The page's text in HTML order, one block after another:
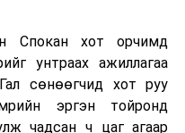
Спокан хот орчимд
унтраах ажиллагаа
сөнөөгчид хот руу
эргэн тойронд
чадсан ч цаг агаар